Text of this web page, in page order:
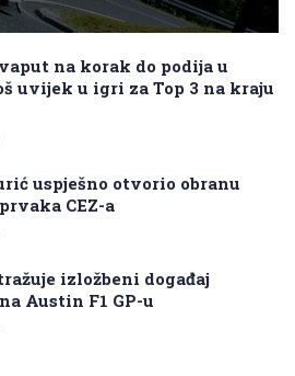
na korak do podija u
uvijek u igri za Top 3 na kraju
uspješno otvorio obranu
CEZ-a
izložbeni događaj
Austin F1 GP-u